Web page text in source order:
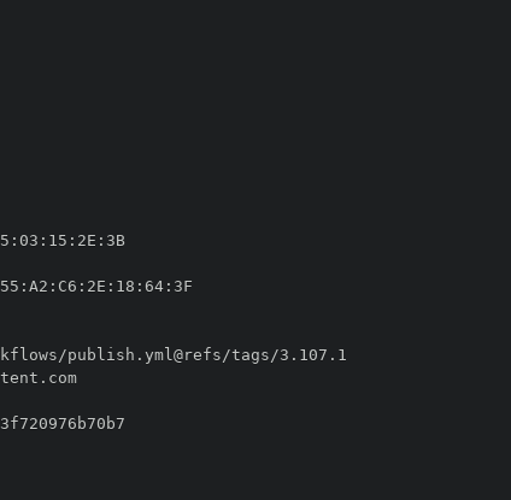
: 03 : 15 : 2E :
3B
55 : A2 : C6 : 2E : 18 : 64:
//token.actions.githubusercontent.com